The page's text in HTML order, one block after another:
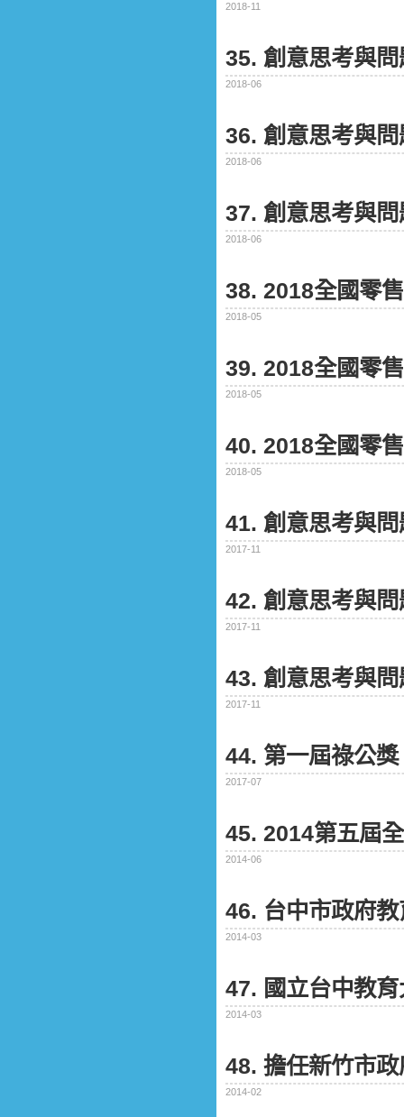
2018-11
35. 創意思考與
2018-06
36. 創意思考與
2018-06
37. 創意思考與
2018-06
38. 2018全國零
2018-05
39. 2018全國零
2018-05
40. 2018全國零
2018-05
41. 創意思考與
2017-11
42. 創意思考與
2017-11
43. 創意思考與
2017-11
44. 第一屆祿公獎
2017-07
45. 2014第五屆
2014-06
46. 台中市政府
2014-03
47. 國立台中教
2014-03
48. 擔任新竹市
2014-02